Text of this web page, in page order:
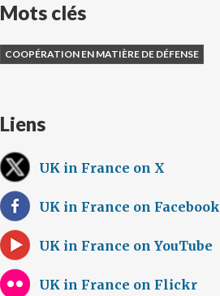
Mots clés
COOPÉRATION EN MATIÈRE DE DÉFENSE
Liens
UK in France on X
UK in France on Facebook
UK in France on YouTube
UK in France on Flickr